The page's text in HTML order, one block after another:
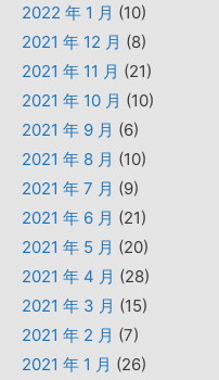
2022 年 1 月 (10)
2021 年 12 月 (8)
2021 年 11 月 (21)
2021 年 10 月 (10)
2021 年 9 月 (6)
2021 年 8 月 (10)
2021 年 7 月 (9)
2021 年 6 月 (21)
2021 年 5 月 (20)
2021 年 4 月 (28)
2021 年 3 月 (15)
2021 年 2 月 (7)
2021 年 1 月 (26)